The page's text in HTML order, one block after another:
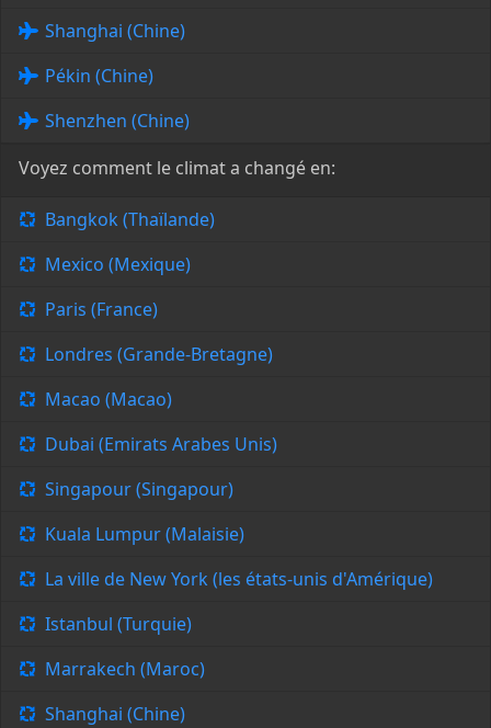
Shanghai (Chine)
Pékin (Chine)
Shenzhen (Chine)
Voyez comment le climat a changé en:
Bangkok (Thaïlande)
Mexico (Mexique)
Paris (France)
Londres (Grande-Bretagne)
Macao (Macao)
Dubai (Emirats Arabes Unis)
Singapour (Singapour)
Kuala Lumpur (Malaisie)
La ville de New York (les états-unis d'Amérique)
Istanbul (Turquie)
Marrakech (Maroc)
Shanghai (Chine)